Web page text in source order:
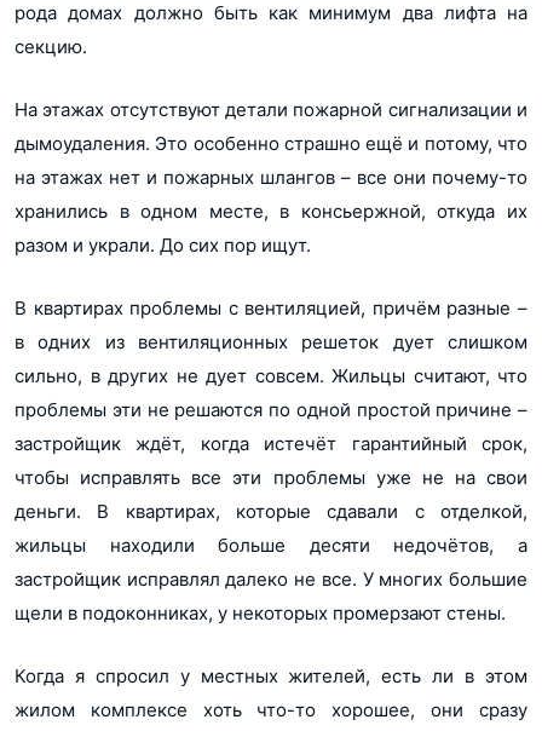
рода домах должно быть как минимум два лифта на
секцию.
На этажах отсутствуют детали пожарной сигнализации и
дымоудаления. Это особенно страшно ещё и потому, что
на этажах нет и пожарных шлангов – все они почему-то
хранились в одном месте, в консьержной, откуда их
разом и украли. До сих пор ищут.
В квартирах проблемы с вентиляцией, причём разные –
в одних из вентиляционных решеток дует слишком
сильно, в других не дует совсем. Жильцы считают, что
проблемы эти не решаются по одной простой причине –
застройщик ждёт, когда истечёт гарантийный срок,
чтобы исправлять все эти проблемы уже не на свои
деньги. В квартирах, которые сдавали с отделкой,
жильцы находили больше десяти недочётов, а
застройщик исправлял далеко не все. У многих большие
щели в подоконниках, у некоторых промерзают стены.
Когда я спросил у местных жителей, есть ли в этом
жилом комплексе хоть что-то хорошее, они сразу